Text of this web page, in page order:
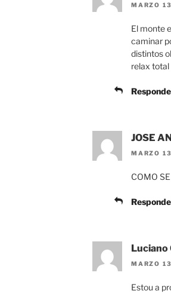
MARZO
El monte
caminar
distintos
relax total
JOSE
MARZO
COMO
Luciano
MARZO
Estou a